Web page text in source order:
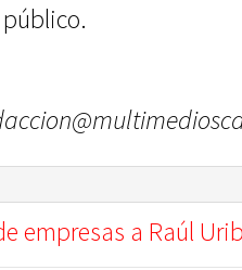
empresas a Raúl